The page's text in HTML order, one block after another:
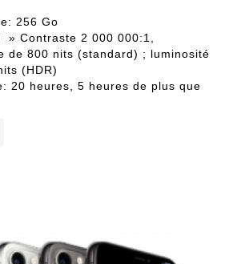
256 Go
» Contraste 2 000 000:1,
de 800 nits (standard) ; luminosité
(HDR)
20 heures, 5 heures de plus que